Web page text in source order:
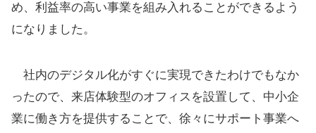
め、利益率の高い事業を組み入れることができるよう
になりました。
社内のデジタル化がすぐに実現できたわけでもなか
ったので、来店体験型のオフィスを設置して、中小企
業に働き方を提供することで、徐々にサポート事業へ